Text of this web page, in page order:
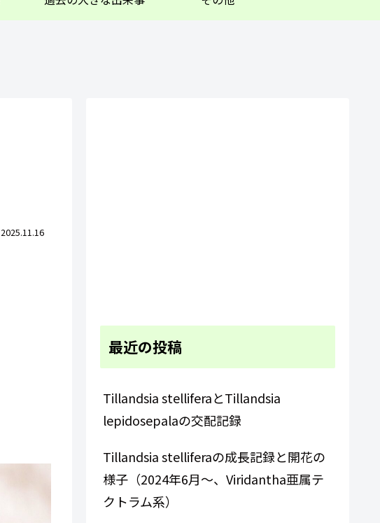
2025.11.16
最近の投稿
Tillandsia stelliferaとTillandsia
lepidosepalaの交配記録
Tillandsia stelliferaの成長記録と開花の
様子（2024年6月～、Viridantha亜属テ
クトラム系）